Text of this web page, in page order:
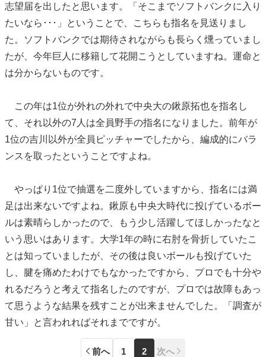
志望届を出したと思います。「そこまでソフトバンクに入り
たいなら･･･」ということで、こちらも指名を見送りまし
た。ソフトバンクでは期待されながらも長らく燻っていまし
たが、今年巨人に移籍して花開こうとしていますね。運命と
は分からないものです。
この年は1位が外れの外れで中央大の鍬原拓也を指名し
て、それ以外の7人は全員野手の指名になりました。前年が
1位の吉川以外が全員ピッチャーでしたから、編成的にバラ
ンスを取ったということですよね。
やっぱり1位で抽選を二度外していますから、指名には満
足は出来ないですよね。鍬原も中央大時代に投げているボー
ルは素晴らしかったので、もう少し活躍してほしかったなと
いう思いはあります。大学1年の時に右肘を骨折していたこ
とは知っていましたが、その後は良いボールも投げていた
し、腱を痛めたわけでもなかったですから、プロでも十分や
れるだろうと考えて指名したのですが、プロでは故障もあっ
て思うような結果を残すことが出来ませんでした。「調査が
甘い」と言われればそれまでですが。
前へ 1 2
次へ